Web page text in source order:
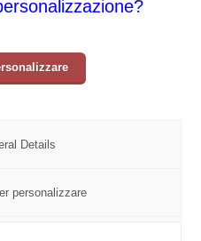
Details
personalizzare